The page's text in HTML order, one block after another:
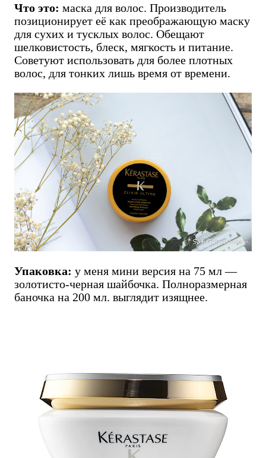
Что это: маска для волос. Производитель
позиционирует её как преображающую маску
для сухих и тусклых волос. Обещают
шелковистость, блеск, мягкость и питание.
Советуют использовать для более плотных
волос, для тонких лишь время от времени.
Упаковка: у меня мини версия на 75 мл —
золотисто-черная шайбочка. Полноразмерная
баночка на 200 мл. выглядит изящнее.